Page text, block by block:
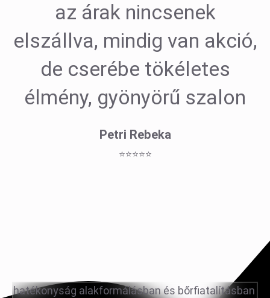
az árak nincsenek
elszállva, mindig van akció,
de cserébe tökéletes
élmény, gyönyörű szalon
Petri Rebeka
⭐⭐⭐⭐⭐
hatékonyság alakformálásban és bőrfiatalításban